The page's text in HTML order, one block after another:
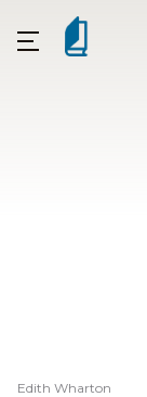
Edith Wharton